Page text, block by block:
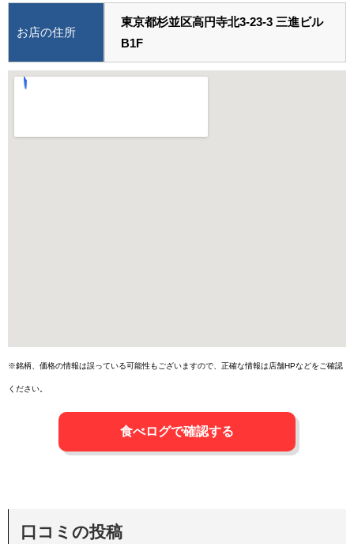
お店の住所
東京都杉並区高円寺北3-23-3 三進ビル
B1F
※銘柄、価格の情報は誤っている可能性もございますので、正確な情報は店舗HPなどをご確認
ください。
食べログで確認する
口コミの投稿